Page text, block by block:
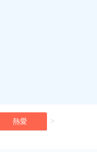
熱愛 >